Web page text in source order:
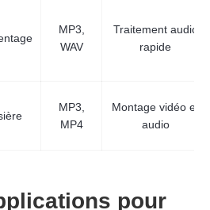
MP3,
WAV
Traitement audio
rapide
MP3,
MP4
Montage vidéo et
audio
pour